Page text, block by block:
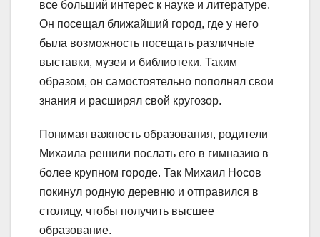
все больший интерес к науке и литературе.
Он посещал ближайший город, где у него
была возможность посещать различные
выставки, музеи и библиотеки. Таким
образом, он самостоятельно пополнял свои
знания и расширял свой кругозор.
Понимая важность образования, родители
Михаила решили послать его в гимназию в
более крупном городе. Так Михаил Носов
покинул родную деревню и отправился в
столицу, чтобы получить высшее
образование.